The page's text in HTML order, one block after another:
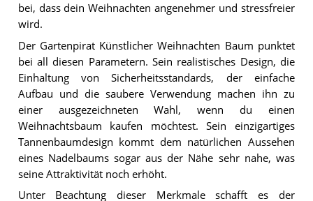
bei, dass dein Weihnachten angenehmer und stressfreier
wird.
Der Gartenpirat Künstlicher Weihnachten Baum punktet
bei all diesen Parametern. Sein realistisches Design, die
Einhaltung von Sicherheitsstandards, der einfache
Aufbau und die saubere Verwendung machen ihn zu
einer ausgezeichneten Wahl, wenn du einen
Weihnachtsbaum kaufen möchtest. Sein einzigartiges
Tannenbaumdesign kommt dem natürlichen Aussehen
eines Nadelbaums sogar aus der Nähe sehr nahe, was
seine Attraktivität noch erhöht.
Unter Beachtung dieser Merkmale schafft es der